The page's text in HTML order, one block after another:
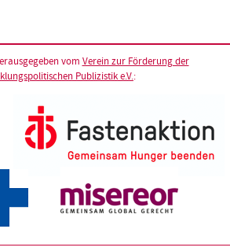
vom Verein zur Förderung der
Publizistik e.V.: